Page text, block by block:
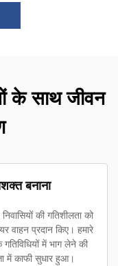
के साथ जीवन
बनाना
की गतिशीलता को
वाहन प्रदान किए। हमारे
गतिविधियों में भाग लेने की
में काफी सुधार हुआ।